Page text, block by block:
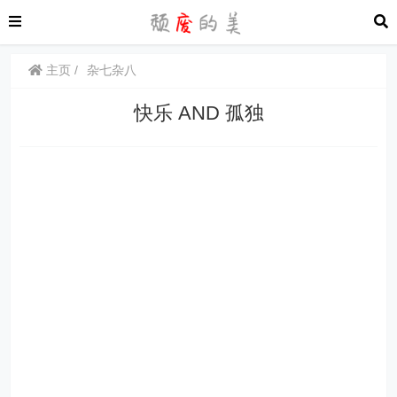
主页 杂七杂八
快乐 AND 孤独